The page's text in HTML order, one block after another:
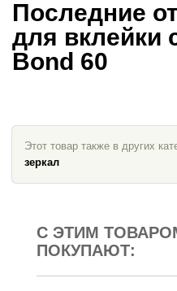
Последние
для вклейки
Bond 60
Этот товар также в других
зеркал
С ЭТИМ
ПОКУПАЮТ: